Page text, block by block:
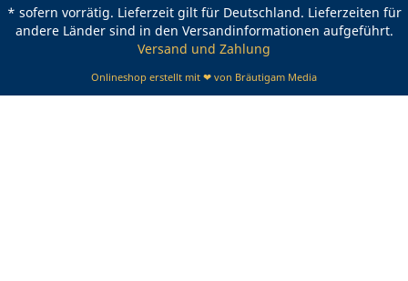
* sofern vorrätig. Lieferzeit gilt für Deutschland. Lieferzeiten für
andere Länder sind in den Versandinformationen aufgeführt.
Versand und Zahlung
Onlineshop erstellt mit ❤ von Bräutigam Media